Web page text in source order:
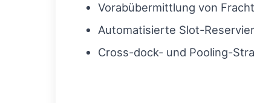
Vorabübermittlung von
Automatisierte Slot-
Cross-dock- und Pooling-